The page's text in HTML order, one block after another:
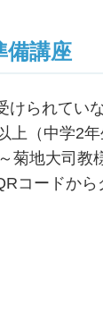
備講座
けられてい
上（中学2
地大司教
コードから